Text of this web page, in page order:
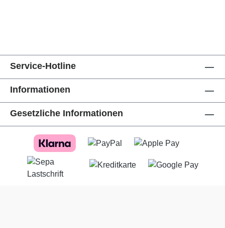
Service-Hotline
Informationen
Gesetzliche Informationen